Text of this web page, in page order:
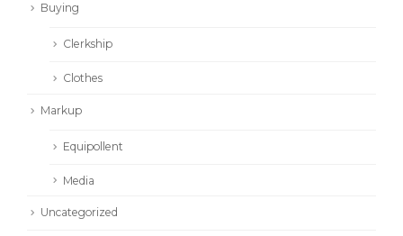
Buying
Clerkship
Clothes
Markup
Equipollent
Media
Uncategorized